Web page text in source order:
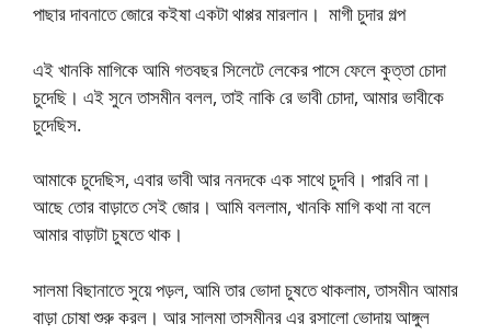
পাছার দাবনাতে জোরে কইষা একটা থাপ্পর মারলান। মাগী চুদার গল্প
এই খানকি মাগিকে আমি গতবছর সিলেটে লেকের পাসে ফেলে কুত্তা চোদা
চুদেছি। এই সুনে তাসমীন বলল, তাই নাকি রে ভাবী চোদা, আমার ভাবীকে
চুদেছিস.
আমাকে চুদেছিস, এবার ভাবী আর ননদকে এক সাথে চুদবি। পারবি না।
আছে তোর বাড়াতে সেই জোর। আমি বললাম, খানকি মাগি কথা না বলে
আমার বাড়াটা চুষতে থাক।
সালমা বিছানাতে সুয়ে পড়ল, আমি তার ভোদা চুষতে থাকলাম, তাসমীন আমার
বাড়া চোষা শুরু করল। আর সালমা তাসমীনর এর রসালো ভোদায় আঙ্গুল